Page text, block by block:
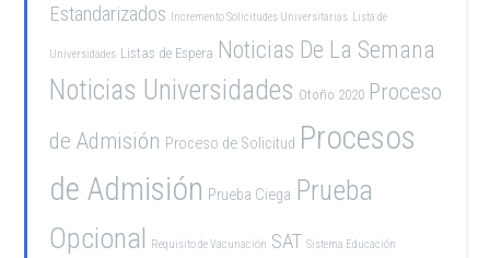
Estandarizados Incremento Solicitudes Universitarias Lista de
Universidades Listas de Espera Noticias De La Semana
Noticias Universidades Otoño 2020 Proceso
de Admisión Proceso de Solicitud Procesos
de Admisión Prueba Ciega Prueba
Opcional Requisito de Vacunación SAT Sistema Educación